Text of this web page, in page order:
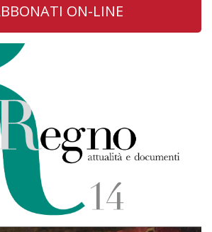
ON-LINE